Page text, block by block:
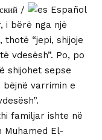
/
Español
i bërë nga një
thotë “jepi, shijoje
vdesësh”. Po, po
shijohet sepse
varrimin e
familjar ishte në
El-